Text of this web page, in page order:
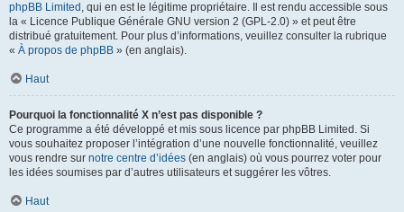
phpBB Limited , qui en est le légitime propriétaire. Il est rendu accessible sous
la « Licence Publique Générale GNU version 2 (GPL-2.0) » et peut être
distribué gratuitement. Pour plus d’informations, veuillez consulter la rubrique
« À propos de phpBB » (en anglais).
Haut
Pourquoi la fonctionnalité X n’est pas disponible ?
Ce programme a été développé et mis sous licence par phpBB Limited. Si
vous souhaitez proposer l’intégration d’une nouvelle fonctionnalité, veuillez
vous rendre sur notre centre d’idées (en anglais) où vous pourrez voter pour
les idées soumises par d’autres utilisateurs et suggérer les vôtres.
Haut